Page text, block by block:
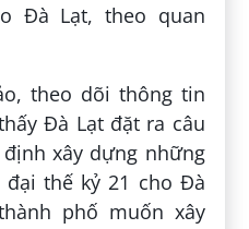
Đà Lạt, theo quan
theo dõi thông tin
Đà Lạt đặt ra câu
xây dựng những
thế kỷ 21 cho Đà
phố muốn xây